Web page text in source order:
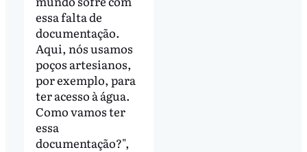
essa falta de
documentação.
Aqui, nós usamos
poços artesianos,
por exemplo, para
ter acesso à água.
Como vamos ter
essa
documentação?",